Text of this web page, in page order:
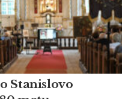
Stanislovo